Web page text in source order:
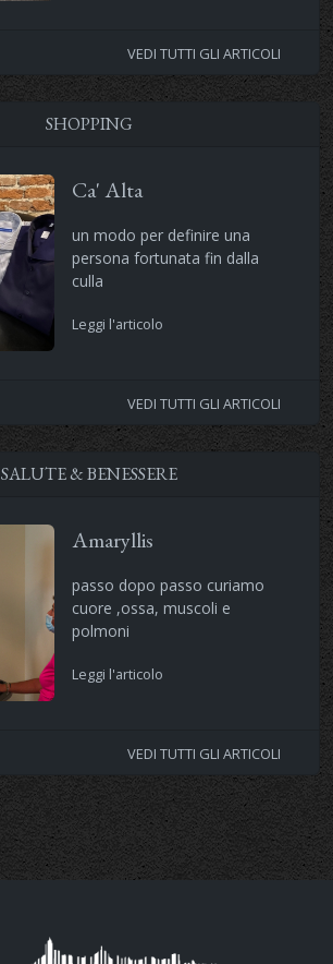
VEDI TUTTI GLI ARTICOLI
SHOPPING
Ca' Alta
un modo per definire una
persona fortunata fin dalla
culla
Leggi l'articolo
VEDI TUTTI GLI ARTICOLI
SALUTE & BENESSERE
Amaryllis
passo dopo passo curiamo
cuore ,ossa, muscoli e
polmoni
Leggi l'articolo
VEDI TUTTI GLI ARTICOLI